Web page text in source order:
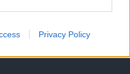
Privacy Policy